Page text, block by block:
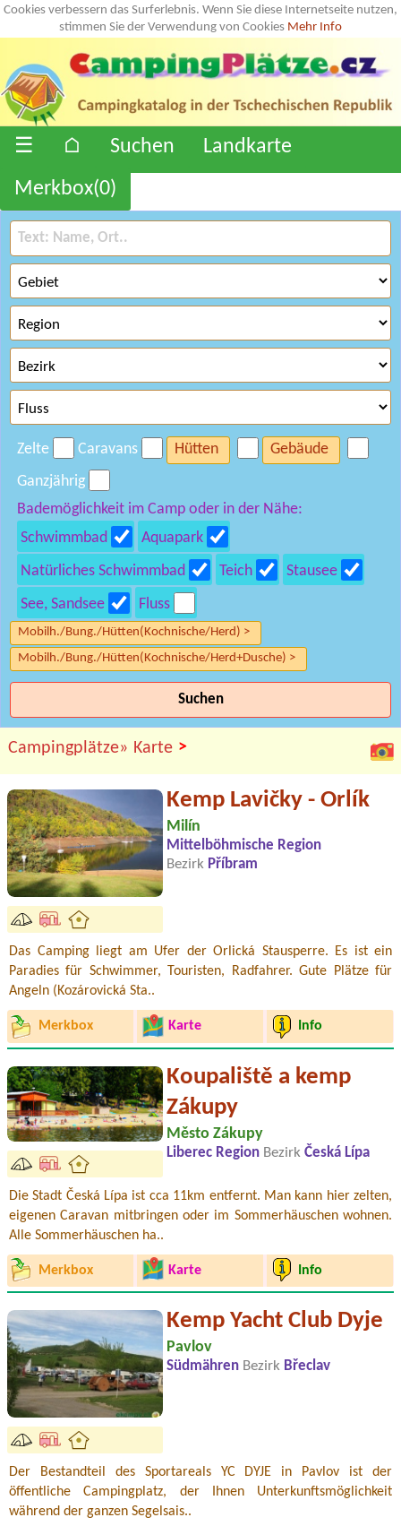
Cookies verbessern das Surferlebnis. Wenn Sie diese Internetseite nutzen,
stimmen Sie der Verwendung von Cookies Mehr Info
☰ ⌂ Suchen
Landkarte
Merkbox(0)
Zelte Caravans Hütten
Gebäude
Ganzjährig
Bademöglichkeit im Camp oder in der Nähe:
Schwimmbad
Aquapark
Natürliches Schwimmbad
Teich
Stausee
See, Sandsee
Fluss
Mobilh./Bung./Hütten(Kochnische/Herd) >
Mobilh./Bung./Hütten(Kochnische/Herd+Dusche) >
Suchen
Campingplätze» Karte >
Kemp Lavičky - Orlík
Milín
Mittelböhmische Region
Bezirk Příbram
Das Camping liegt am Ufer der Orlická Stausperre. Es ist ein
Paradies für Schwimmer, Touristen, Radfahrer. Gute Plätze für
Angeln (Kozárovická Sta..
Merkbox Karte Info
Koupaliště a kemp
Zákupy
Město Zákupy
Liberec Region Bezirk Česká Lípa
Die Stadt Česká Lípa ist cca 11km entfernt. Man kann hier zelten,
eigenen Caravan mitbringen oder im Sommerhäuschen wohnen.
Alle Sommerhäuschen ha..
Merkbox Karte Info
Kemp Yacht Club Dyje
Pavlov
Südmähren Bezirk Břeclav
Der Bestandteil des Sportareals YC DYJE in Pavlov ist der
öffentliche Campingplatz, der Ihnen Unterkunftsmöglichkeit
während der ganzen Segelsais..